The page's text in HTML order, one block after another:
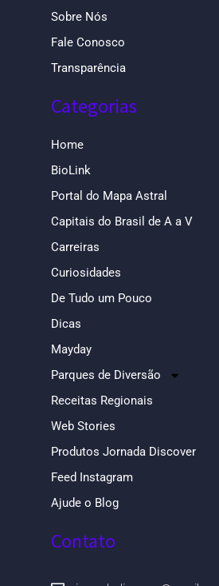
Sobre Nós
Fale Conosco
Transparência
Categorias
Home
BioLink
Portal do Mapa Astral
Capitais do Brasil de A a V
Carreiras
Curiosidades
De Tudo um Pouco
Dicas
Mayday
Parques de Diversão
Receitas Regionais
Web Stories
Produtos Jornada Discover
Feed Instagram
Ajude o Blog
Contato